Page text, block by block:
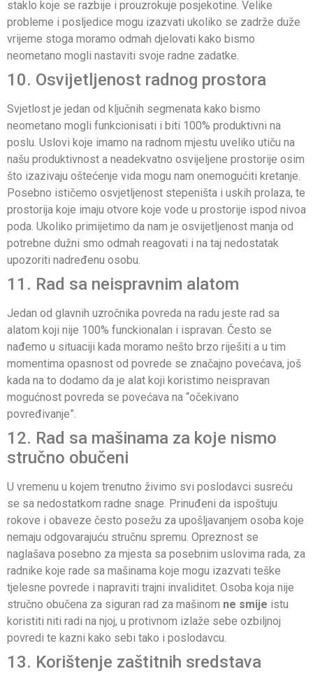
staklo koje se razbije i prouzrokuje posjekotine. Velike
probleme i posljedice mogu izazvati ukoliko se zadrže duže
vrijeme stoga moramo odmah djelovati kako bismo
neometano mogli nastaviti svoje radne zadatke.
10. Osvijetljenost radnog prostora
Svjetlost je jedan od ključnih segmenata kako bismo
neometano mogli funkcionisati i biti 100% produktivni na
poslu. Uslovi koje imamo na radnom mjestu uveliko utiču na
našu produktivnost a neadekvatno osvijeljene prostorije osim
što izazivaju oštećenje vida mogu nam onemogućiti kretanje.
Posebno ističemo osvjetljenost stepeništa i uskih prolaza, te
prostorija koje imaju otvore koje vode u prostorije ispod nivoa
poda. Ukoliko primijetimo da nam je osvijetljenost manja od
potrebne dužni smo odmah reagovati i na taj nedostatak
upozoriti nadređenu osobu.
11. Rad sa neispravnim alatom
Jedan od glavnih uzročnika povreda na radu jeste rad sa
alatom koji nije 100% funckionalan i ispravan. Često se
nađemo u situaciji kada moramo nešto brzo riješiti a u tim
momentima opasnost od povrede se značajno povećava, još
kada na to dodamo da je alat koji koristimo neispravan
mogućnost povreda se povećava na “očekivano
povređivanje”.
12. Rad sa mašinama za koje nismo
stručno obučeni
U vremenu u kojem trenutno živimo svi poslodavci susreću
se sa nedostatkom radne snage. Prinuđeni da ispoštuju
rokove i obaveze često posežu za upošljavanjem osoba koje
nemaju odgovarajuću stručnu spremu. Opreznost se
naglašava posebno za mjesta sa posebnim uslovima rada, za
radnike koje rade sa mašinama koje mogu izazvati teške
tjelesne povrede i napraviti trajni invaliditet. Osoba koja nije
stručno obučena za siguran rad za mašinom ne smije istu
koristiti niti radi na njoj, u protivnom izlaže sebe ozbiljnoj
povredi te kazni kako sebi tako i poslodavcu.
13. Korištenje zaštitnih sredstava